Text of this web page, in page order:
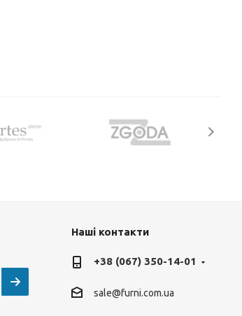
Наші контакти
+38 (067) 350-14-01
sale@furni.com.ua